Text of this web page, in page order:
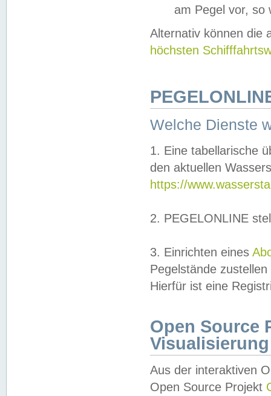
am Pegel vor,
Alternativ können die
höchsten
Welche Dienste
1. Eine tabellarische
den aktuellen
https://
2. PEGELONLINE
3. Einrichten eines
Pegelstände
Hierfür ist eine
Open Source
Visualisierung
Aus der interaktiven
Open Source Projekt